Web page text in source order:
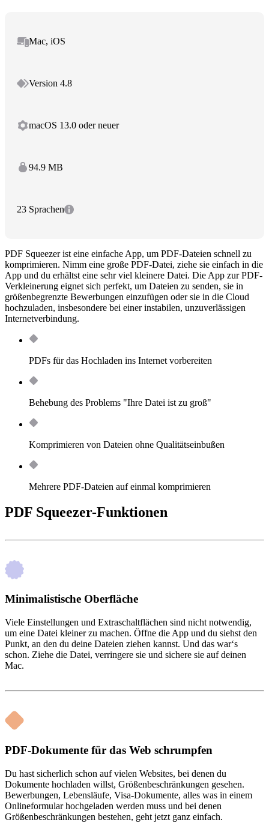
Mac, iOS
Version 4.8
macOS 13.0 oder neuer
94.9 MB
23 Sprachen
PDF Squeezer ist eine einfache App, um PDF-Dateien schnell zu
komprimieren. Nimm eine große PDF-Datei, ziehe sie einfach in die
App und du erhältst eine sehr viel kleinere Datei. Die App zur PDF-
Verkleinerung eignet sich perfekt, um Dateien zu senden, sie in
größenbegrenzte Bewerbungen einzufügen oder sie in die Cloud
hochzuladen, insbesondere bei einer instabilen, unzuverlässigen
Internetverbindung.
PDFs für das Hochladen ins Internet vorbereiten
Behebung des Problems "Ihre Datei ist zu groß"
Komprimieren von Dateien ohne Qualitätseinbußen
Mehrere PDF-Dateien auf einmal komprimieren
PDF Squeezer-Funktionen
Minimalistische Oberfläche
Viele Einstellungen und Extraschaltflächen sind nicht notwendig,
um eine Datei kleiner zu machen. Öffne die App und du siehst den
Punkt, an den du deine Dateien ziehen kannst. Und das war‘s
schon. Ziehe die Datei, verringere sie und sichere sie auf deinen
Mac.
PDF-Dokumente für das Web schrumpfen
Du hast sicherlich schon auf vielen Websites, bei denen du
Dokumente hochladen willst, Größenbeschränkungen gesehen.
Bewerbungen, Lebensläufe, Visa-Dokumente, alles was in einem
Onlineformular hochgeladen werden muss und bei denen
Größenbeschränkungen bestehen, geht jetzt ganz einfach.